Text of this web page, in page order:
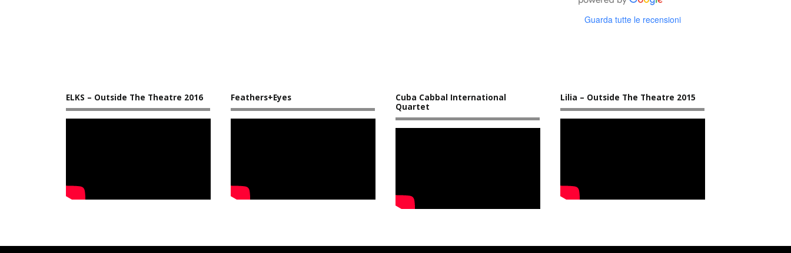
Guarda tutte le recensioni
ELKS – Outside The Theatre 2016 Feathers+Eyes
Cuba Cabbal International
Quartet
Lilia – Outside The Theatre 2015